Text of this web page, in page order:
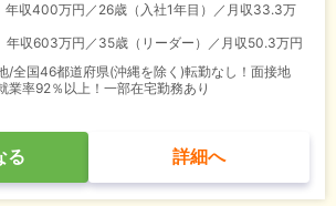
年収400万円／26歳（入社1年目）／月収33.3万
年収603万円／35歳（リーダー）／月収50.3万円
/全国46都道府県(沖縄を除く)転勤なし！面接地
業率92％以上！一部在宅勤務あり
る 詳細へ